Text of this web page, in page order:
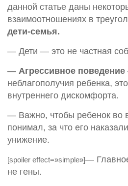
данной статье даны
взаимоотношениях в
дети-семья.
— Дети — это не частная
— Агрессивное поведение
неблагополучия ребенка,
внутреннего дискомфорта.
— Важно, чтобы ребенок во
понимал, за что его
унижение.
[spoiler effect=»simple»]—
не гены.